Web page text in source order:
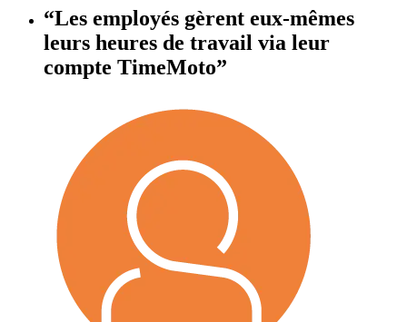
“Les employés gèrent eux-mêmes
leurs heures de travail via leur
compte TimeMoto”